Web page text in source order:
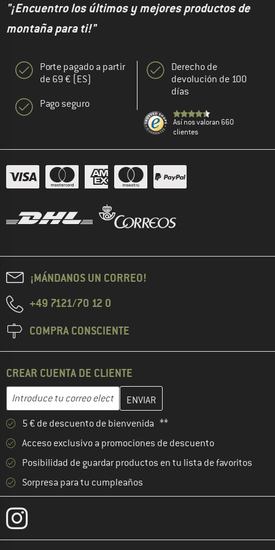
"¡Encuentro los últimos y mejores productos de
montaña para ti!"
Porte pagado a partir
de 69 € (ES)
Pago seguro
Derecho de
devolución de 100
días
Así nos valoran 660
clientes
¡MÁNDANOS UN CORREO!
+49 7121/70 12 0
COMPRA CONSCIENTE
CREAR CUENTA DE CLIENTE
Dirección de correo electrónico
Introduce aquí tu dirección de correo electrónico y crea tu
5 € de descuento de bienvenida **
Acceso exclusivo a promociones de descuento
Posibilidad de guardar productos en tu lista de favoritos
Sorpresa para tu cumpleaños